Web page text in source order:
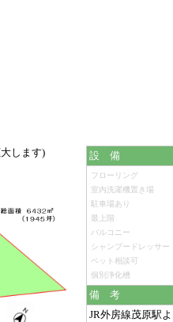
します) 設 備
フローリング
室内洗濯機置き場
駐車場あり
最上階
バルコニー
シャンプードレッサー
ペット相談可
個別浄化槽
備 考
JR外房線茂原駅